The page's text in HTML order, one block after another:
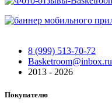
8 (999) 513-70-72
Basketroom@inbox.ru
2013 - 2026
Покупателю